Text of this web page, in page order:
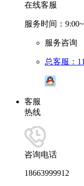
在线客服
服务时间：
服务咨询
总客服：
客服
热线
咨询电话
18663999912